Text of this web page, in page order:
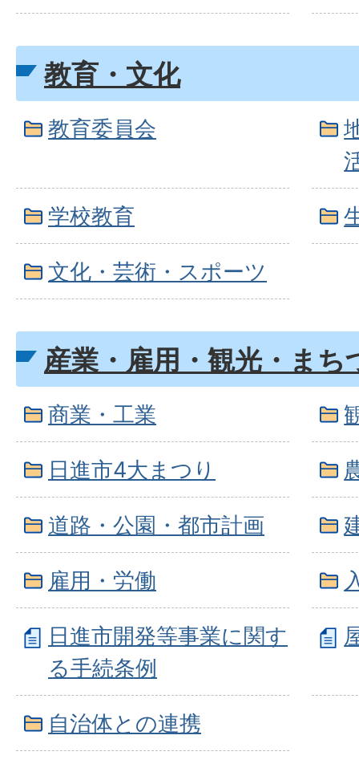
教育・文化
教育委員会
学校教育
文化・芸術・スポーツ
産業・雇用・観光・まち
商業・工業
日進市4大まつり
道路・公園・都市計画
雇用・労働
日進市開発等事業に関す
る手続条例
自治体との連携